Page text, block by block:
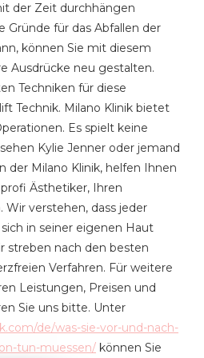
der Zeit durchhängen
Gründe für das Abfallen der
können Sie mit diesem
Ausdrücke neu gestalten.
Techniken für diese
Technik. Milano Klinik bietet
Es spielt keine
Kylie Jenner oder jemand
der Milano Klinik, helfen Ihnen
Ästhetiker, Ihren
Wir verstehen, dass jeder
in seiner eigenen Haut
streben nach den besten
Verfahren. Für weitere
Leistungen, Preisen und
Sie uns bitte. Unter
de/was-sie-vor-und-nach-
tun-muessen/ können Sie